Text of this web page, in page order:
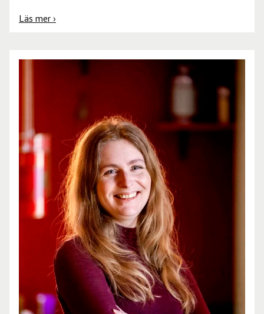
Läs mer ›